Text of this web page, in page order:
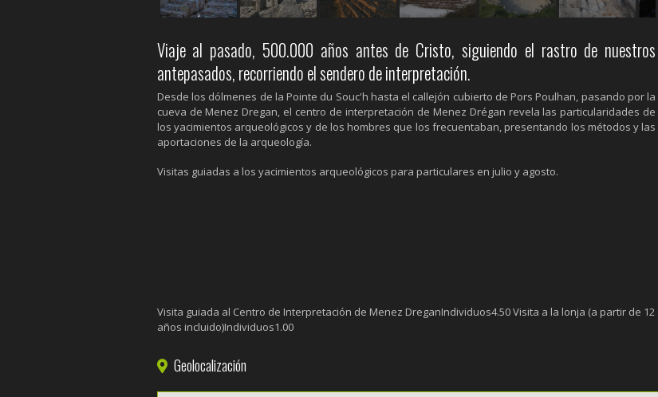
Viaje al pasado, 500.000 años antes de Cristo, siguiendo el rastro de nuestros
antepasados, recorriendo el sendero de interpretación.
Desde los dólmenes de la Pointe du Souc'h hasta el callejón cubierto de Pors Poulhan, pasando por la
cueva de Menez Dregan, el centro de interpretación de Menez Drégan revela las particularidades de
los yacimientos arqueológicos y de los hombres que los frecuentaban, presentando los métodos y las
aportaciones de la arqueología.
Visitas guiadas a los yacimientos arqueológicos para particulares en julio y agosto.
Visita guiada al Centro de Interpretación de Menez DreganIndividuos4.50 Visita a la lonja (a partir de
años incluido)Individuos1.00
Geolocalización